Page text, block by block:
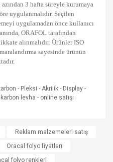
3 hafta süreyle kurumaya
uygulanmalıdır. Seçilen
uygulamadan önce kullanıcı
ORAFOL tarafından
alınmalıdır. Ürünler ISO
sayesinde ürünün
öneri formunu
Reklam malzemeleri satış
Oracal folyo fiyatları
folyo renkleri